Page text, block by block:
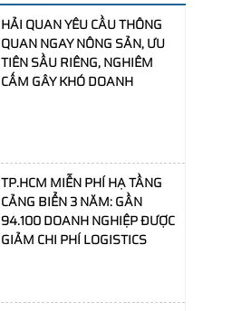
HẢI QUAN YÊU CẦU THÔNG
QUAN NGAY NÔNG SẢN, ƯU
TIÊN SẦU RIÊNG, NGHIÊM
CẤM GÂY KHÓ DOANH
TP.HCM MIỄN PHÍ HẠ TẦNG
CẢNG BIỂN 3 NĂM: GẦN
94.100 DOANH NGHIỆP ĐƯỢC
GIẢM CHI PHÍ LOGISTICS